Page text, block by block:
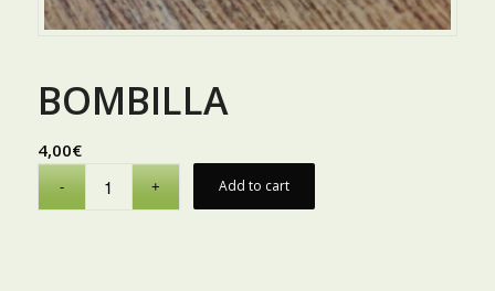
BOMBILLA
4,00€
Add to cart